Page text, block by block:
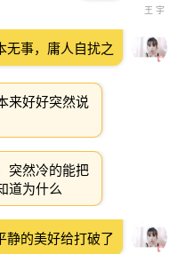
王 宇
无事，庸人自扰之
来好好突然说
突然冷的能把
道为什么
静的美好给打破了